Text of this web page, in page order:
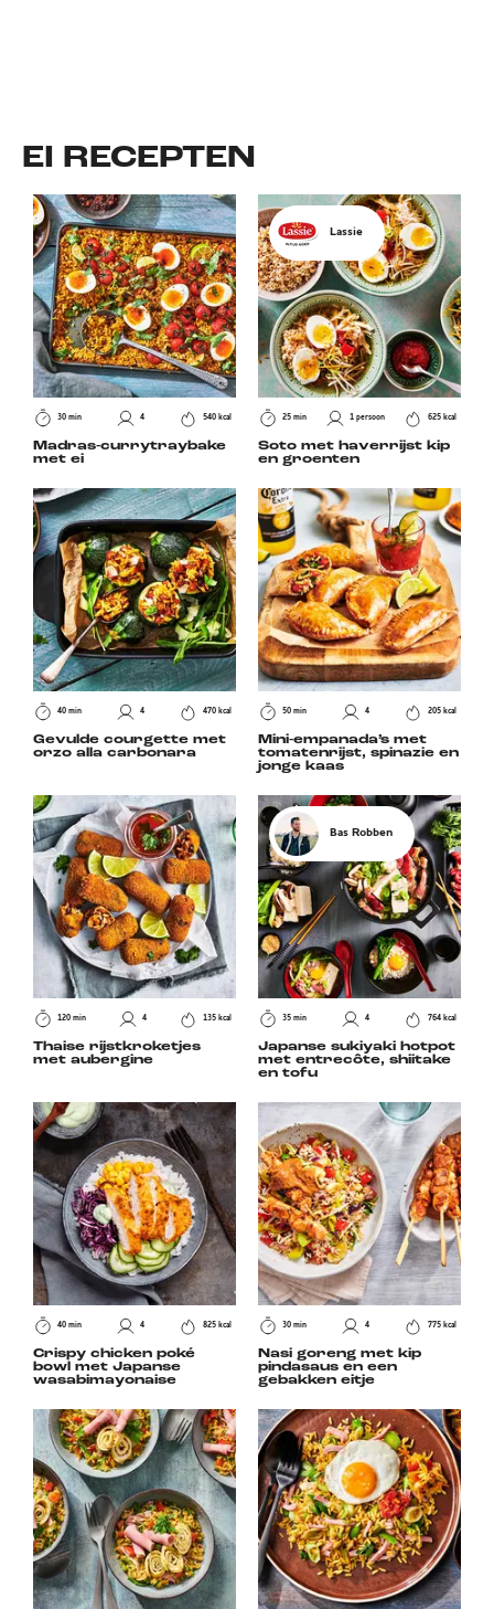
EI RECEPTEN
30 min 4 540 kcal
Madras-currytraybake
met ei
Lassie
25 min 1 persoon 625 kcal
Soto met haverrijst kip
en groenten
40 min 4 470 kcal
Gevulde courgette met
orzo alla carbonara
50 min 4 205 kcal
Mini-empanada’s met
tomatenrijst, spinazie en
jonge kaas
120 min 4 135 kcal
Thaise rijstkroketjes
met aubergine
Bas Robben
35 min 4 764 kcal
Japanse sukiyaki hotpot
met entrecôte, shiitake
en tofu
40 min 4 825 kcal
Crispy chicken poké
bowl met Japanse
wasabimayonaise
30 min 4 775 kcal
Nasi goreng met kip
pindasaus en een
gebakken eitje